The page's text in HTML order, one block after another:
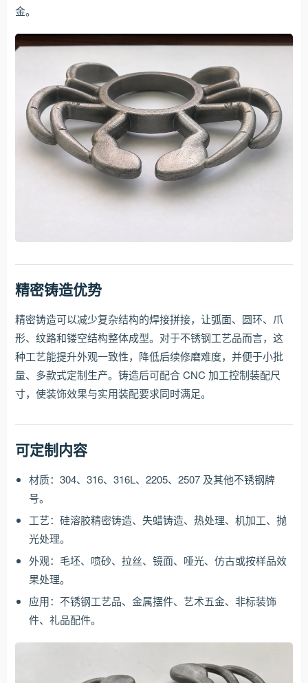
金。
精密铸造优势
精密铸造可以减少复杂结构的焊接拼接，让弧面、圆环、爪
形、纹路和镂空结构整体成型。对于不锈钢工艺品而言，这
种工艺能提升外观一致性，降低后续修磨难度，并便于小批
量、多款式定制生产。铸造后可配合 CNC 加工控制装配尺
寸，使装饰效果与实用装配要求同时满足。
可定制内容
材质：304、316、316L、2205、2507 及其他不锈钢牌
号。
工艺：硅溶胶精密铸造、失蜡铸造、热处理、机加工、抛
光处理。
外观：毛坯、喷砂、拉丝、镜面、哑光、仿古或按样品效
果处理。
应用：不锈钢工艺品、金属摆件、艺术五金、非标装饰
件、礼品配件。